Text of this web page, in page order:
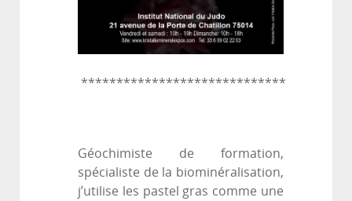
*****************************
Géochimiste de formation,
spécialiste de la biominéralisation,
j’utilise les pastel gras comme une